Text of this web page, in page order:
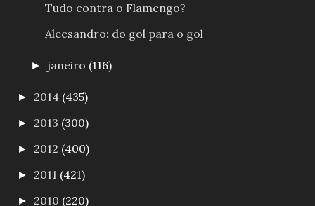
Tudo contra o Flamengo?
Alecsandro: do gol para o gol
► janeiro (116)
► 2014 (435)
► 2013 (300)
► 2012 (400)
► 2011 (421)
► 2010 (220)